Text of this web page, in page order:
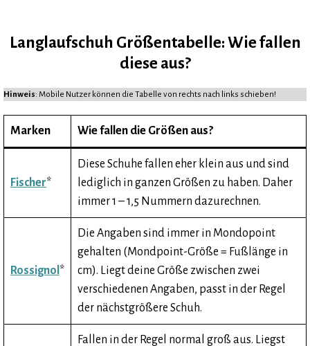
Langlaufschuh Größentabelle: Wie fallen
diese aus?
Hinweis: Mobile Nutzer können die Tabelle von rechts nach links schieben!
Marken Wie fallen die Größen aus?
Fischer*
Diese Schuhe fallen eher klein aus und sind
lediglich in ganzen Größen zu haben. Daher
immer 1 – 1,5 Nummern dazurechnen.
Rossignol *
Die Angaben sind immer in Mondopoint
gehalten (Mondpoint-Größe = Fußlänge in
cm). Liegt deine Größe zwischen zwei
verschiedenen Angaben, passt in der Regel
der nächstgrößere Schuh.
Fallen in der Regel normal groß aus. Liegst